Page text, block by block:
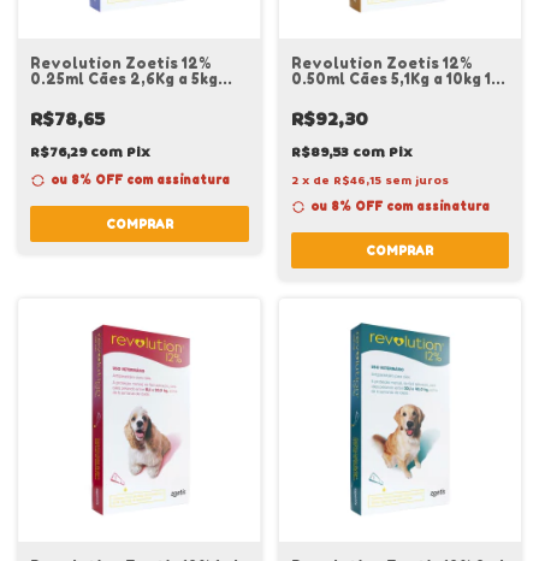
Revolution Zoetis 12%
0.25ml Cães 2,6Kg a 5kg
R$78,65
R$76,29com Pix
ou 8% OFF com assinatura
COMPRAR
Revolution Zoetis 12%
0.50ml Cães 5,1Kg a 10kg 1
R$92,30
R$89,53 com Pix
2 x de R$46,15 sem juros
ou 8% OFF com assinatura
COMPRAR